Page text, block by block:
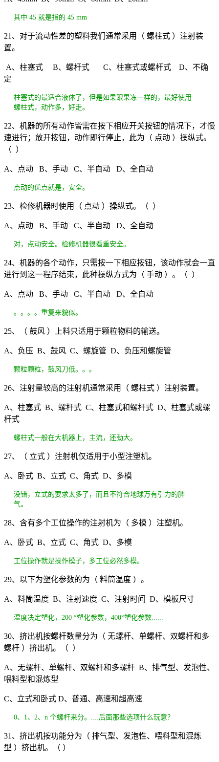
其中 45 就是指的 45 mm
21、对于流动性差的塑料我们通常采用（ 螺柱式 ）注射装
置。
A、柱塞式 B、螺杆式 C、柱塞式或螺杆式 D、不确
定
柱塞式的最适合液体了，但是如果跟果冻一样的，最好使用
螺柱式，动作多，好走。
22、机器的所有动作皆需在按下相应开关按钮的情况下，才慢
速进行；放开按钮，动作即行停止，此为（ 点动 ）操纵式。
（ ）
A、点动 B、手动 C、半自动 D、全自动
点动的优点就是，安全。
23、检修机器时使用（ 点动 ）操纵式。（ ）
A、点动 B、手动 C、半自动 D、全自动
对，点动安全。检修机器很看重安全。
24、机器的各个动作，只需按一下相应按钮，该动作就会一直
进行到这一程序结束，此种操纵方式为（ 手动 ）。（ ）
A、点动 B、手动 C、半自动 D、全自动
。。。。重复来貌似。
25、（ 鼓风 ）上料只适用于颗粒物料的输送。
A、负压 B、鼓风 C、螺旋管 D、负压和螺旋管
颗粒颗粒，鼓风刀低。。。
26、注射量较高的注射机通常采用（ 螺柱式 ）注射装置。
A、柱塞式 B、螺杆式 C、柱塞式和螺杆式 D、柱塞式或螺
杆式
螺柱式一般在大机器上，主流，还劲大。
27、（ 立式 ）注射机仅适用于小型注塑机。
A、卧式 B、立式 C、角式 D、多模
没错，立式的要求太多了，而且不符合地球万有引力的脾
气。
28、含有多个工位操作的注射机为（ 多模 ）注塑机。
A、卧式 B、立式 C、角式 D、多模
工位操作就是操作模子，多工位必然多模。
29、以下为塑化参数的为（ 料筒温度 ）。
A、料筒温度 B、注射速度 C、注射时间 D、模板尺寸
温度决定塑化，200 °塑化参数，400°塑化参数......
30、挤出机按螺杆数量分为（ 无螺杆、单螺杆、双螺杆和多
螺杆 ）挤出机。（ ）
A、无螺杆、单螺杆、双螺杆和多螺杆 B、排气型、发泡性、
喂料型和混炼型
C、立式和卧式 D、普通、高速和超高速
0、1、2、n 个螺杆来分。....后面那些选项什么玩意？
31、挤出机按功能分为（ 排气型、发泡性、喂料型和混炼
型 ）挤出机。（ ）